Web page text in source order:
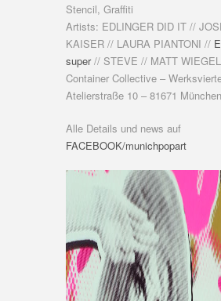
Stencil, Graffiti
Artists: EDLINGER DID IT //
KAISER // LAURA PIANTONI //
super// STEVE // MATT
Container Collective –
Atelierstraße 10 – 81671 München
Alle Details und news auf
FACEBOOK/munichpopart